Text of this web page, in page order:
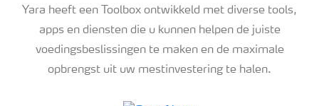
Yara heeft een Toolbox ontwikkeld met diverse tools,
apps en diensten die u kunnen helpen de juiste
voedingsbeslissingen te maken en de maximale
opbrengst uit uw mestinvestering te halen.